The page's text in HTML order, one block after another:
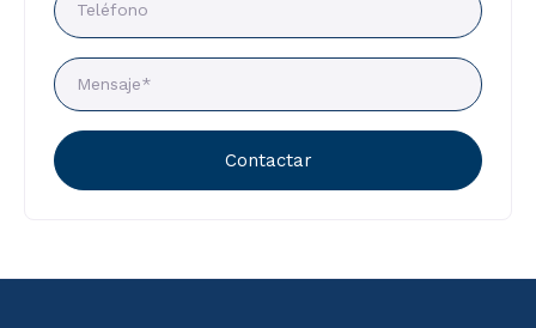
Contactar